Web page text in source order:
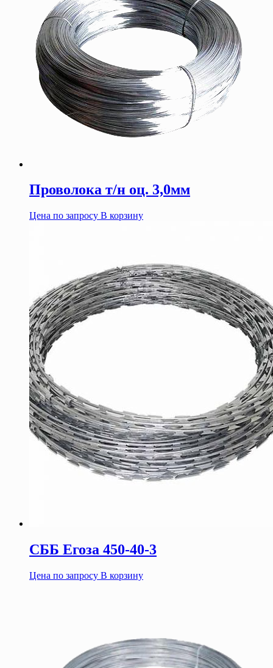
Проволока т/н оц. 3,0мм
Цена по запросу В корзину
СББ Егоза 450-40-3
Цена по запросу В корзину